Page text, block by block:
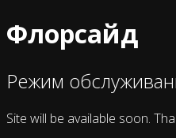
Флорсайд
Режим
Site will be available soon.